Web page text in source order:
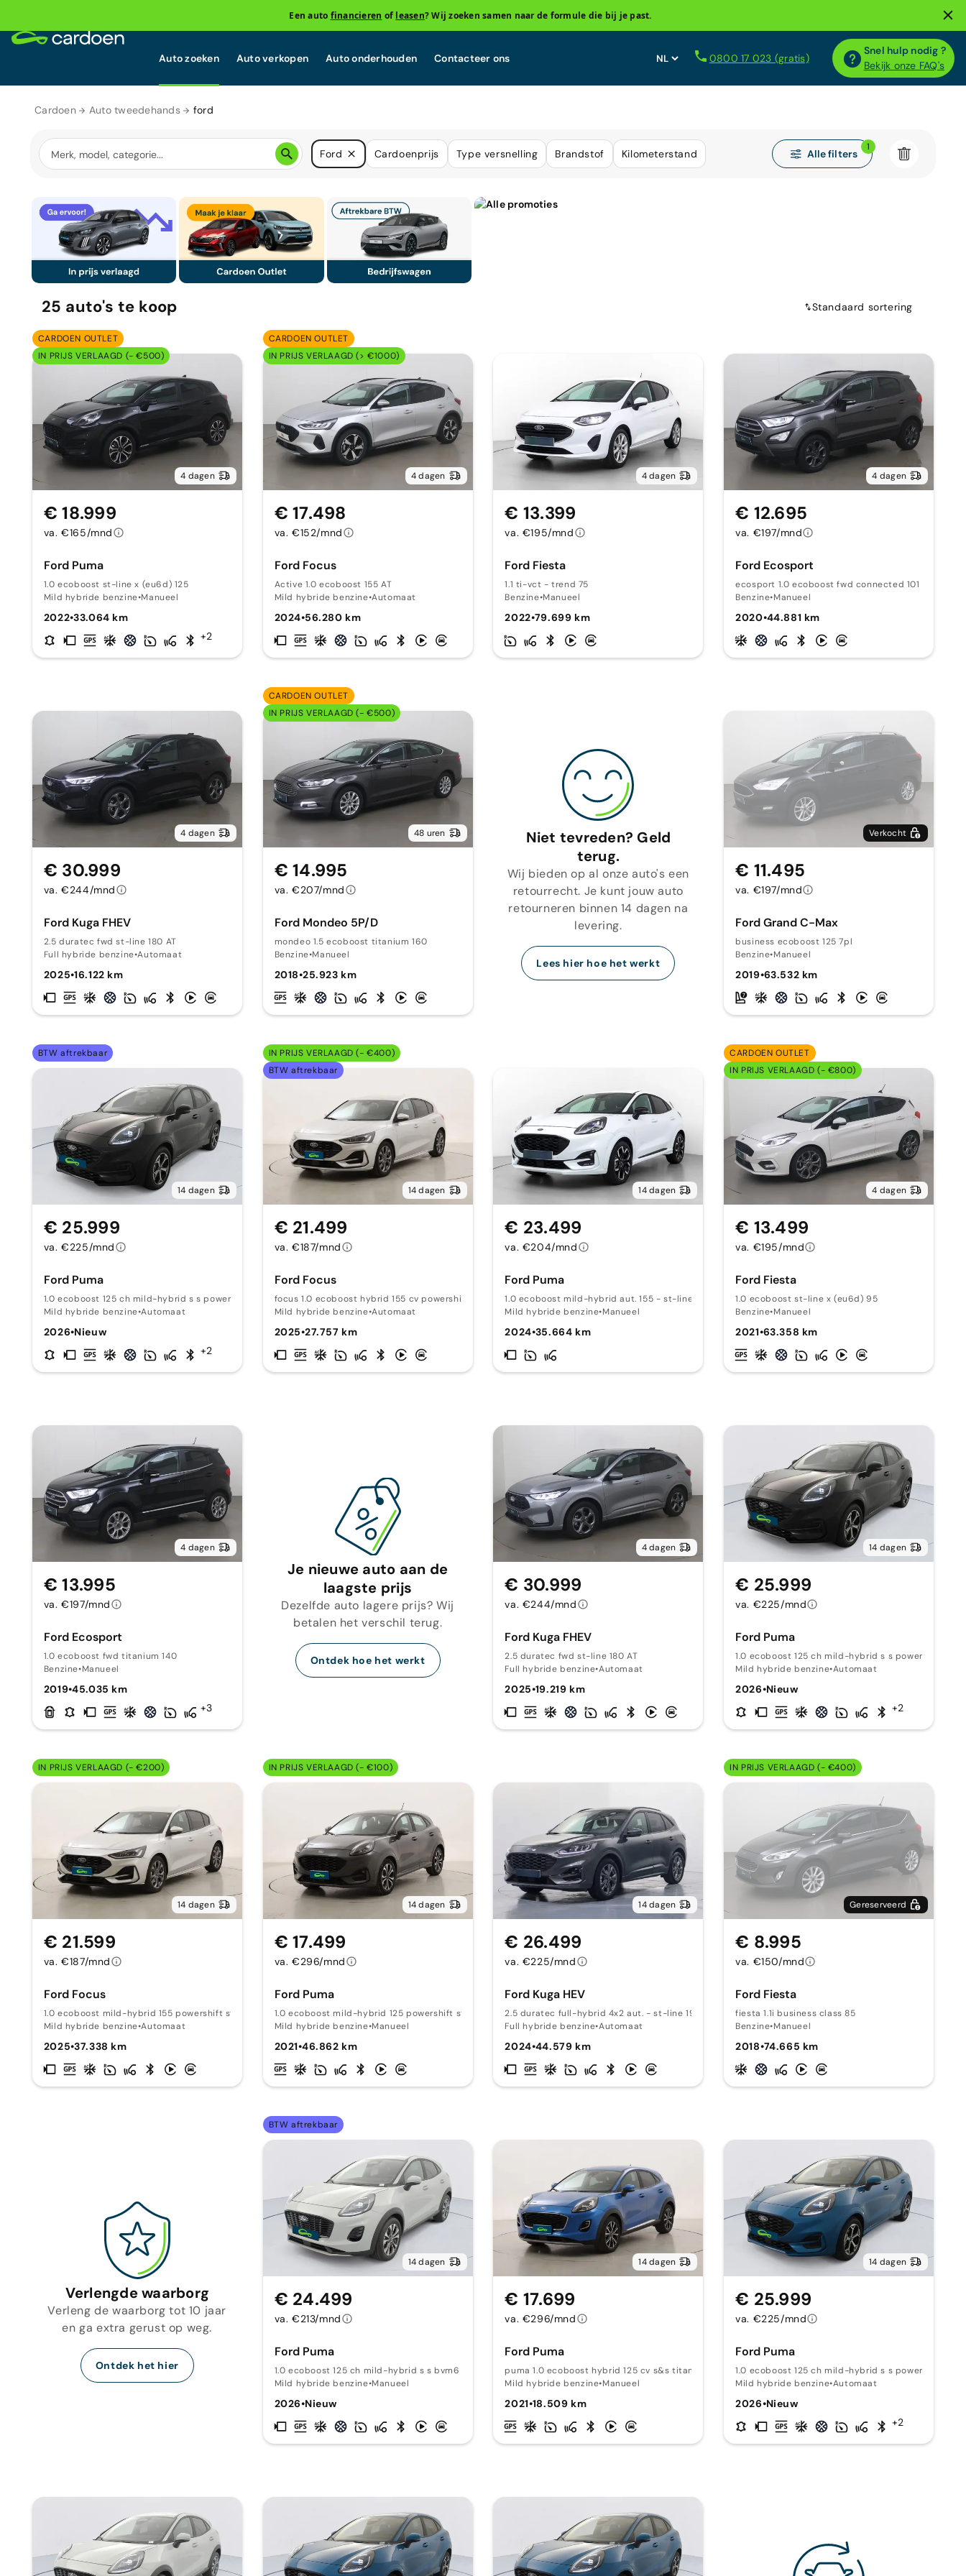
Een auto financieren of leasen? Wij zoeken samen naar de formule die bij je past.
Auto zoeken Auto verkopen Auto onderhouden Contacteer ons 0800 17 023 (gratis)
Snel hulp nodig ?
Bekijk onze FAQ's
Cardoen Auto tweedehands ford
Ford Cardoenprijs Type versnelling Brandstof Kilometerstand Alle filters
1
25 auto'ste koop Standaard sortering
CARDOEN OUTLET
IN PRIJS VERLAAGD (- €500)
4 dagen
Ford Puma
1.0 ecoboost st-line x (eu6d) 125
Mild hybride benzine•Manueel
2022•33.064 km
+2
€ 18.999
va. €165/mnd
CARDOEN OUTLET
IN PRIJS VERLAAGD (> €1000)
4 dagen
Ford Focus
Active 1.0 ecoboost 155 AT
Mild hybride benzine•Automaat
2024•56.280 km
€ 17.498
va. €152/mnd
4 dagen
Ford Fiesta
1.1 ti-vct - trend 75
Benzine•Manueel
2022•79.699 km
€ 13.399
va. €195/mnd
4 dagen
Ford Ecosport
ecosport 1.0 ecoboost fwd connected 101
Benzine•Manueel
2020•44.881 km
€ 12.695
va. €197/mnd
4 dagen
Ford Kuga FHEV
2.5 duratec fwd st-line 180 AT
Full hybride benzine•Automaat
2025•16.122 km
€ 30.999
va. €244/mnd
CARDOEN OUTLET
IN PRIJS VERLAAGD (- €500)
48 uren
Ford Mondeo 5P/D
mondeo 1.5 ecoboost titanium 160
Benzine•Manueel
2018•25.923 km
€ 14.995
va. €207/mnd
Niet tevreden? Geld
terug.
Wij bieden op al onze auto's een
retourrecht. Je kunt jouw auto
retourneren binnen 14 dagen na
levering.
Lees hier hoe het werkt
Verkocht
Ford Grand C-Max
business ecoboost 125 7pl
Benzine•Manueel
2019•63.532 km
€ 11.495
va. €197/mnd
BTW aftrekbaar
14 dagen
Ford Puma
1.0 ecoboost 125 ch mild-hybrid s s powershift st-
Mild hybride benzine•Automaat
2026•Nieuw
+2
€ 25.999
va. €225/mnd
IN PRIJS VERLAAGD (- €400)
BTW aftrekbaar
14 dagen
Ford Focus
focus 1.0 ecoboost hybrid 155 cv powershift 5p. st
Mild hybride benzine•Automaat
2025•27.757 km
€ 21.499
va. €187/mnd
14 dagen
Ford Puma
1.0 ecoboost mild-hybrid aut. 155 - st-line x 155
Mild hybride benzine•Manueel
2024•35.664 km
€ 23.499
va. €204/mnd
CARDOEN OUTLET
IN PRIJS VERLAAGD (- €800)
4 dagen
Ford Fiesta
1.0 ecoboost st-line x (eu6d) 95
Benzine•Manueel
2021•63.358 km
€ 13.499
va. €195/mnd
4 dagen
Ford Ecosport
1.0 ecoboost fwd titanium 140
Benzine•Manueel
2019•45.035 km
+3
€ 13.995
va. €197/mnd
Je nieuwe auto aan de
laagste prijs
Dezelfde auto lagere prijs? Wij
betalen het verschil terug.
Ontdek hoe het werkt
4 dagen
Ford Kuga FHEV
2.5 duratec fwd st-line 180 AT
Full hybride benzine•Automaat
2025•19.219 km
€ 30.999
va. €244/mnd
14 dagen
Ford Puma
1.0 ecoboost 125 ch mild-hybrid s s powershift st-
Mild hybride benzine•Automaat
2026•Nieuw
+2
€ 25.999
va. €225/mnd
IN PRIJS VERLAAGD (- €200)
14 dagen
Ford Focus
1.0 ecoboost mild-hybrid 155 powershift st-line 15
Mild hybride benzine•Automaat
2025•37.338 km
€ 21.599
va. €187/mnd
IN PRIJS VERLAAGD (- €100)
14 dagen
Ford Puma
1.0 ecoboost mild-hybrid 125 powershift st-line 12
Mild hybride benzine•Manueel
2021•46.862 km
€ 17.499
va. €296/mnd
14 dagen
Ford Kuga HEV
2.5 duratec full-hybrid 4x2 aut. - st-line 191 AT
Full hybride benzine•Automaat
2024•44.579 km
€ 26.499
va. €225/mnd
IN PRIJS VERLAAGD (- €400)
Gereserveerd
Ford Fiesta
fiesta 1.1i business class 85
Benzine•Manueel
2018•74.665 km
€ 8.995
va. €150/mnd
Verlengde waarborg
Verleng de waarborg tot 10 jaar
en ga extra gerust op weg.
Ontdek het hier
BTW aftrekbaar
14 dagen
Ford Puma
1.0 ecoboost 125 ch mild-hybrid s s bvm6 titanium
Mild hybride benzine•Manueel
2026•Nieuw
€ 24.499
va. €213/mnd
14 dagen
Ford Puma
puma 1.0 ecoboost hybrid 125 cv s&s titanium 125
Mild hybride benzine•Manueel
2021•18.509 km
€ 17.699
va. €296/mnd
14 dagen
Ford Puma
1.0 ecoboost 125 ch mild-hybrid s s powershift st-
Mild hybride benzine•Automaat
2026•Nieuw
+2
€ 25.999
va. €225/mnd